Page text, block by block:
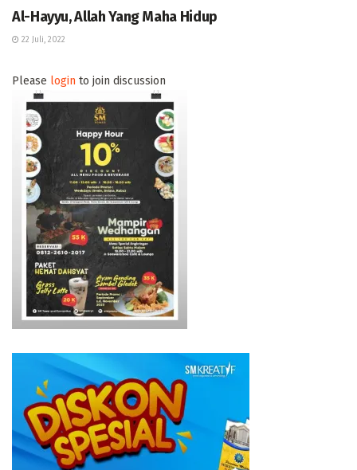
Al-Hayyu, Allah Yang Maha Hidup
22 Juli, 2022
Please login to join discussion